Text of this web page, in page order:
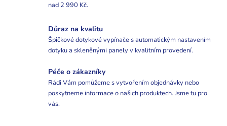
nad 2 990 Kč.
Důraz na kvalitu
Špičkové dotykové vypínače s automatickým nastavením
dotyku a skleněnými panely v kvalitním provedení.
Péče o zákazníky
Rádi Vám pomůžeme s vytvořením objednávky nebo
poskytneme informace o našich produktech. Jsme tu pro
vás.